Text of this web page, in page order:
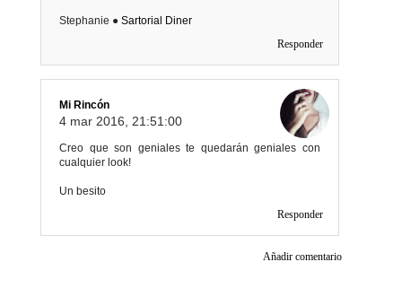
Stephanie ● Sartorial Diner
Responder
Mi Rincón
4 mar 2016, 21:51:00
Creo que son geniales te quedarán geniales con
cualquier look!
Un besito
Responder
Añadir comentario